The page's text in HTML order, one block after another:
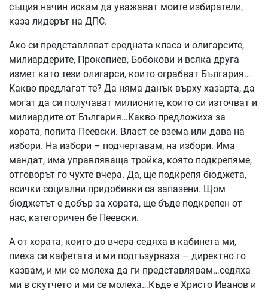
същия начин искам да уважават моите избиратели,
каза лидерът на ДПС.
Ако си представляват средната класа и олигарсите,
милиардерите, Прокопиев, Бобокови и всяка друга
измет като тези олигарси, които ограбват България…
Какво предлагат те? Да няма данък върху хазарта, да
могат да си получават милионите, които си източват и
милиардите от България…Какво предложиха за
хората, попита Пеевски. Власт се взема или дава на
избори. На избори – подчертавам, на избори. Има
мандат, има управляваща тройка, която подкрепяме,
отговорът го чухте вчера. Да, ще подкрепя бюджета,
всички социални придобивки са запазени. Щом
бюджетът е добър за хората, ще бъде подкрепен от
нас, категоричен бе Пеевски.
А от хората, които до вчера седяха в кабинета ми,
пиеха си кафетата и ми подгъзурваха – директно го
казвам, и ми се молеха да ги представлявам…седяха
ми в скутчето и ми се молеха…Къде е Христо Иванов и